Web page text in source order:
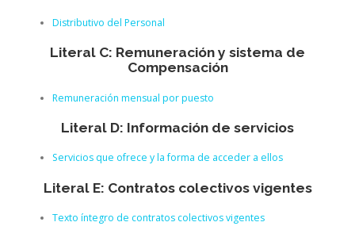
Distributivo del Personal
Literal C: Remuneración y sistema de
Compensación
Remuneración mensual por puesto
Literal D: Información de servicios
Servicios que ofrece y la forma de acceder a ellos
Literal E: Contratos colectivos vigentes
Texto íntegro de contratos colectivos vigentes